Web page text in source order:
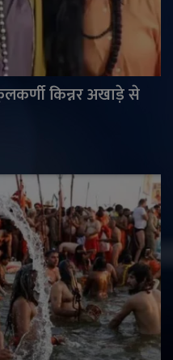
किन्नर अखाड़े से